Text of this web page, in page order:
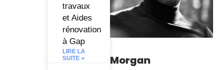
travaux
et Aides
rénovation
à Gap
LIRE LA
SUITE »
Morgan